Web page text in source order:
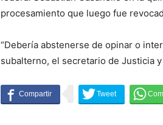
procesamiento que luego fue
“Debería abstenerse de opinar o
subalterno, el secretario de Justicia